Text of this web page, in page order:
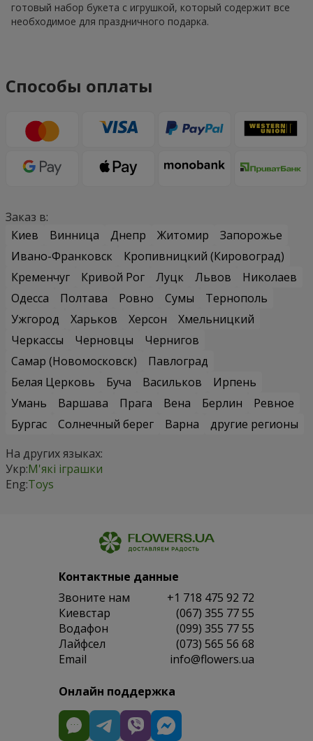
готовый набор букета с игрушкой, который содержит все
необходимое для праздничного подарка.
Способы оплаты
Заказ в:
Киев
Винница Днепр Житомир
Запорожье
Ивано-Франковск
Кропивницкий (Кировоград)
Кременчуг
Кривой Рог Луцк Львов
Николаев
Одесса
Полтава Ровно Сумы
Тернополь
Ужгород
Харьков Херсон
Хмельницкий
Черкассы
Черновцы
Чернигов
Самар (Новомосковск)
Павлоград
Белая Церковь
Буча Васильков
Ирпень
Умань
Варшава Прага Вена Берлин
Ревное
Бургас
Солнечный берег Варна
другие регионы
На других языках:
Укр:М'які іграшки
Eng:Toys
Контактные данные
Звоните нам
+1 718 475 92 72
Киевстар
(067) 355 77 55
Водафон
(099) 355 77 55
Лайфсел
(073) 565 56 68
Email
info@flowers.ua
Онлайн поддержка